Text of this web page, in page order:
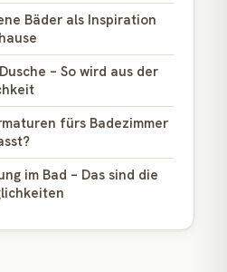
Bäder als Inspiration
– So wird aus der
fürs Badezimmer
im Bad – Das sind die